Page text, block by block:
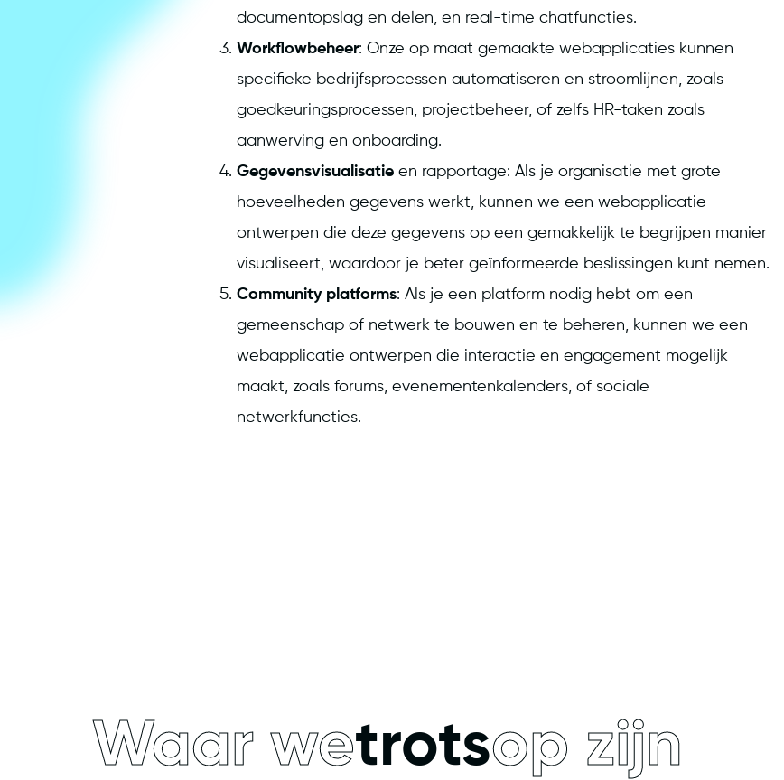
documentopslag en delen, en real-time chatfuncties.
Workflowbeheer: Onze op maat gemaakte webapplicaties kunnen
specifieke bedrijfsprocessen automatiseren en stroomlijnen, zoals
goedkeuringsprocessen, projectbeheer, of zelfs HR-taken zoals
aanwerving en onboarding.
Gegevensvisualisatie en rapportage: Als je organisatie met grote
hoeveelheden gegevens werkt, kunnen we een webapplicatie
ontwerpen die deze gegevens op een gemakkelijk te begrijpen manier
visualiseert, waardoor je beter geïnformeerde beslissingen kunt nemen.
Community platforms: Als je een platform nodig hebt om een
gemeenschap of netwerk te bouwen en te beheren, kunnen we een
webapplicatie ontwerpen die interactie en engagement mogelijk
maakt, zoals forums, evenementenkalenders, of sociale
netwerkfuncties.
Waar wetrotsop zijn